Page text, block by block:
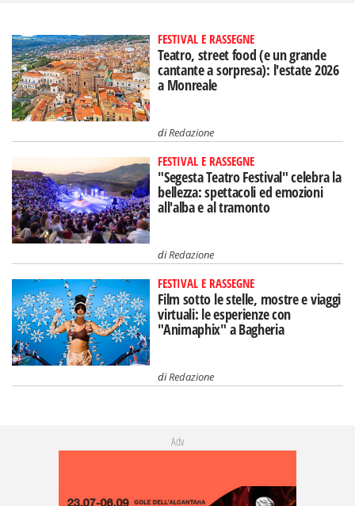
FESTIVAL E RASSEGNE
Teatro, street food (e un grande
cantante a sorpresa): l'estate 2026
a Monreale
diRedazione
FESTIVAL E RASSEGNE
"Segesta Teatro Festival" celebra la
bellezza: spettacoli ed emozioni
all'alba e al tramonto
diRedazione
FESTIVAL E RASSEGNE
Film sotto le stelle, mostre e viaggi
virtuali: le esperienze con
"Animaphix" a Bagheria
diRedazione
Adv